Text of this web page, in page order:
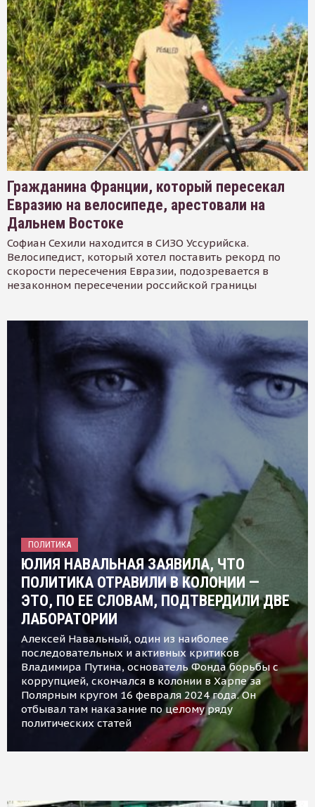
Гражданина Франции, который пересекал
Евразию на велосипеде, арестовали на
Дальнем Востоке
Софиан Сехили находится в СИЗО Уссурийска.
Велосипедист, который хотел поставить рекорд по
скорости пересечения Евразии, подозревается в
незаконном пересечении российской границы
ПОЛИТИКА
ЮЛИЯ НАВАЛЬНАЯ ЗАЯВИЛА, ЧТО
ПОЛИТИКА ОТРАВИЛИ В КОЛОНИИ —
ЭТО, ПО ЕЕ СЛОВАМ, ПОДТВЕРДИЛИ ДВЕ
ЛАБОРАТОРИИ
Алексей Навальный, один из наиболее
последовательных и активных критиков
Владимира Путина, основатель Фонда борьбы с
коррупцией, скончался в колонии в Харпе за
Полярным кругом 16 февраля 2024 года. Он
отбывал там наказание по целому ряду
политических статей